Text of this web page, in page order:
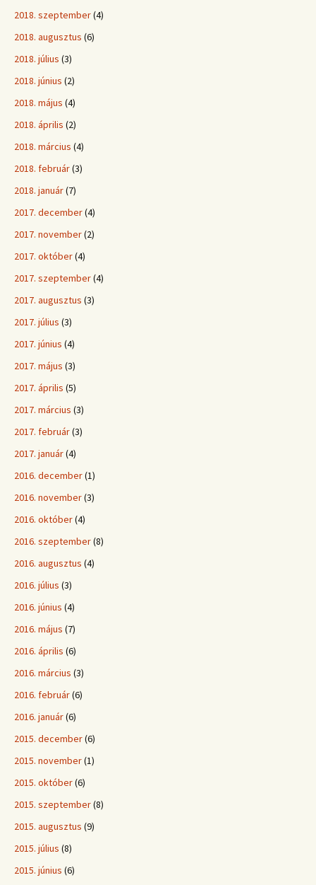
2018. szeptember(4)
2018. augusztus (6)
2018. július (3)
2018. június (2)
2018. május (4)
2018. április (2)
2018. március (4)
2018. február(3)
2018. január(7)
2017. december(4)
2017. november(2)
2017. október(4)
2017. szeptember(4)
2017. augusztus (3)
2017. július (3)
2017. június (4)
2017. május (3)
2017. április (5)
2017. március (3)
2017. február(3)
2017. január(4)
2016. december(1)
2016. november(3)
2016. október(4)
2016. szeptember(8)
2016. augusztus (4)
2016. július (3)
2016. június (4)
2016. május (7)
2016. április (6)
2016. március (3)
2016. február(6)
2016. január(6)
2015. december(6)
2015. november(1)
2015. október(6)
2015. szeptember(8)
2015. augusztus (9)
2015. július (8)
2015. június (6)